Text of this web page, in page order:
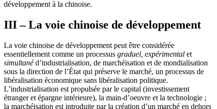
développement à la chinoise.
III – La voie chinoise de développement
La voie chinoise de développement peut être considérée
essentiellement comme un processus graduel, expérimental et
simultanéd’industrialisation, de marchéisation et de mondialisation
sous la direction de l’État qui préserve le marché, un processus de
libéralisation économique sans libéralisation politique.
L’industrialisation est propulsée par le capital (investissement
étranger et épargne intérieure), la main-d’oeuvre et la technologie ;
la marchéisation est introduite par la création d’un marché en dehors